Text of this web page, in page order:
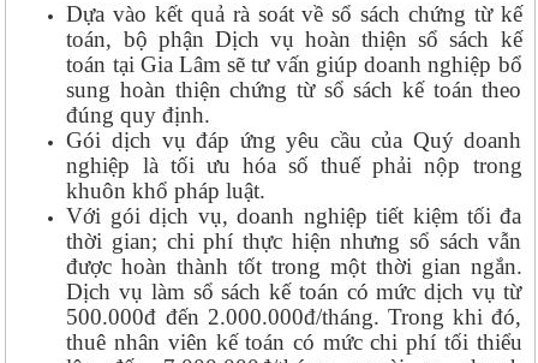
Dựa vào kết quả rà soát về sổ sách chứng từ kế
toán, bộ phận Dịch vụ hoàn thiện sổ sách kế
toán tại Gia Lâm sẽ tư vấn giúp doanh nghiệp bổ
sung hoàn thiện chứng từ sổ sách kế toán theo
đúng quy định.
Gói dịch vụ đáp ứng yêu cầu của Quý doanh
nghiệp là tối ưu hóa số thuế phải nộp trong
khuôn khổ pháp luật.
Với gói dịch vụ, doanh nghiệp tiết kiệm tối đa
thời gian; chi phí thực hiện nhưng sổ sách vẫn
được hoàn thành tốt trong một thời gian ngắn.
Dịch vụ làm sổ sách kế toán có mức dịch vụ từ
500.000đ đến 2.000.000đ/tháng. Trong khi đó,
thuê nhân viên kế toán có mức chi phí tối thiểu